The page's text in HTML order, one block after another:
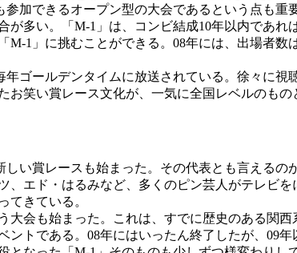
加できるオープン型の大会であるという点も
が多い。「M-1」は、コンビ結成10年以内であ
M-1」に挑むことができる。08年には、出場者
ゴールデンタイムに放送されている。徐々に視
笑い賞レース文化が、一気に全国レベルのもの
い賞レースも始まった。その代表とも言えるの
、エド・はるみなど、多くのピン芸人がテレビ
てきている。
大会も始まった。これは、すでに歴史のある関
トである。08年にはいったん終了したが、09